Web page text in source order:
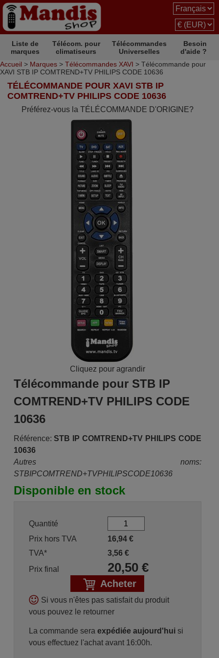
Liste de
marques
Télécom. pour
climatiseurs
Télécommandes
Universelles
Besoin
d'aide ?
Accueil > Marques > Télécommandes XAVI > Télécommande pour
XAVI STB IP COMTREND+TV PHILIPS CODE 10636
TÉLÉCOMMANDE POUR XAVI STB IP
COMTREND+TV PHILIPS CODE 10636
Préférez-vous la TÉLÉCOMMANDE D'ORIGINE?
Cliquez pour agrandir
Télécommande pour STB IP
COMTREND+TV PHILIPS CODE
10636
Référence: STB IP COMTREND+TV PHILIPS CODE
10636
Autres noms:
STBIPCOMTREND+TVPHILIPSCODE10636
Disponible en stock
Quantité
Prix hors TVA
16,94€
TVA*
3,56€
Prix final
20,50€
Acheter
Si vous n'êtes pas satisfait du produit
vous pouvez le retourner
La commande sera expédiée aujourd'huisi
vous effectuez l'achat avant 16:00h.